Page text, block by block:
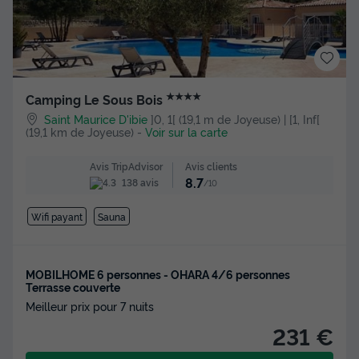
Camping Le Sous Bois ★★★★
Saint Maurice D'ibie ]0, 1[ (19,1 m de Joyeuse) | [1, Inf[
(19,1 km de Joyeuse) - Voir sur la carte
Avis TripAdvisor
138 avis
Avis clients
8.7/10
Wifi payant Sauna
MOBILHOME 6 personnes - OHARA 4/6 personnes
Terrasse couverte
Meilleur prix pour 7 nuits
231 €